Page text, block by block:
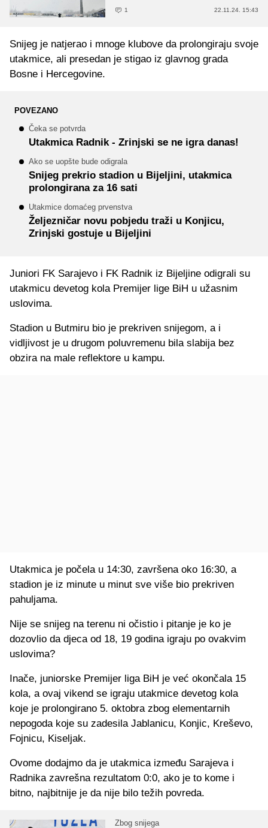
1 22.11.24. 15:43
Snijeg je natjerao i mnoge klubove da prolongiraju svoje
utakmice, ali presedan je stigao iz glavnog grada
Bosne i Hercegovine.
POVEZANO
Čeka se potvrda
Utakmica Radnik - Zrinjski se ne igra danas!
Ako se uopšte bude odigrala
Snijeg prekrio stadion u Bijeljini, utakmica
prolongirana za 16 sati
Utakmice domaćeg prvenstva
Željezničar novu pobjedu traži u Konjicu,
Zrinjski gostuje u Bijeljini
Juniori FK Sarajevo i FK Radnik iz Bijeljine odigrali su
utakmicu devetog kola Premijer lige BiH u užasnim
uslovima.
Stadion u Butmiru bio je prekriven snijegom, a i
vidljivost je u drugom poluvremenu bila slabija bez
obzira na male reflektore u kampu.
Utakmica je počela u 14:30, završena oko 16:30, a
stadion je iz minute u minut sve više bio prekriven
pahuljama.
Nije se snijeg na terenu ni očistio i pitanje je ko je
dozovlio da djeca od 18, 19 godina igraju po ovakvim
uslovima?
Inače, juniorske Premijer liga BiH je već okončala 15
kola, a ovaj vikend se igraju utakmice devetog kola
koje je prolongirano 5. oktobra zbog elementarnih
nepogoda koje su zadesila Jablanicu, Konjic, Kreševo,
Fojnicu, Kiseljak.
Ovome dodajmo da je utakmica između Sarajeva i
Radnika zavrešna rezultatom 0:0, ako je to kome i
bitno, najbitnije je da nije bilo težih povreda.
Zbog snijega